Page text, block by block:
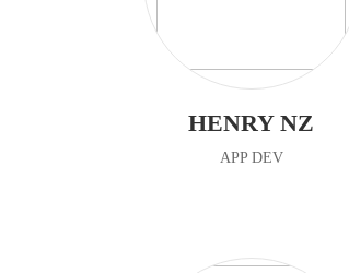
HENRY NZ
APP DEV